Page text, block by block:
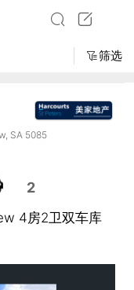
筛选
SA 5085
2
4房2卫双车库